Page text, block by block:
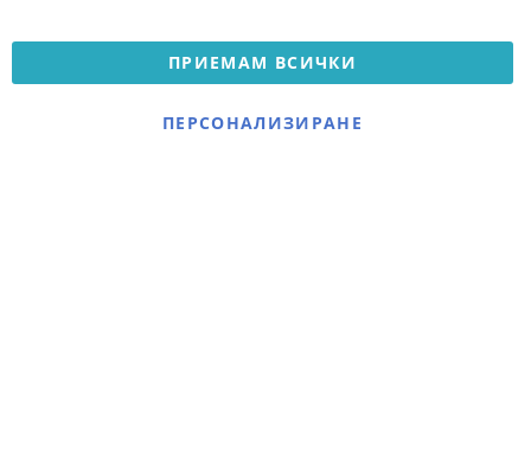
Електронен магазин
разработен и поддържан
ПРИЕМАМ ВСИЧКИ
ПЕРСОНАЛИЗИРАНЕ